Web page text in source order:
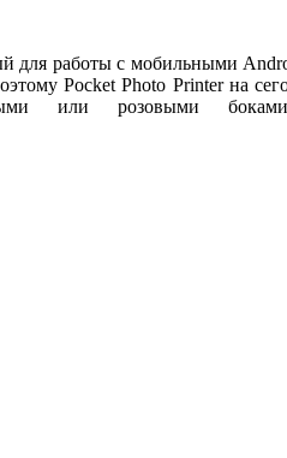
работы с мобильными
Pocket Photo Printer на
или розовыми